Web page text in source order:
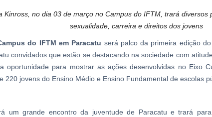
Kinross, no dia 03 de março no Campus do IFTM, trará
sexualidade, carreira e direitos dos jovens
do IFTM em Paracatu será palco da primeira edição
convidados que estão se destacando na sociedade com
oportunidade para mostrar as ações desenvolvidas no Eixo
220 jovens do Ensino Médio e Ensino Fundamental de escolas
um grande encontro da juventude de Paracatu e trará